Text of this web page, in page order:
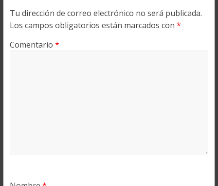
Tu dirección de correo electrónico no será publicada.
Los campos obligatorios están marcados con *
Comentario *